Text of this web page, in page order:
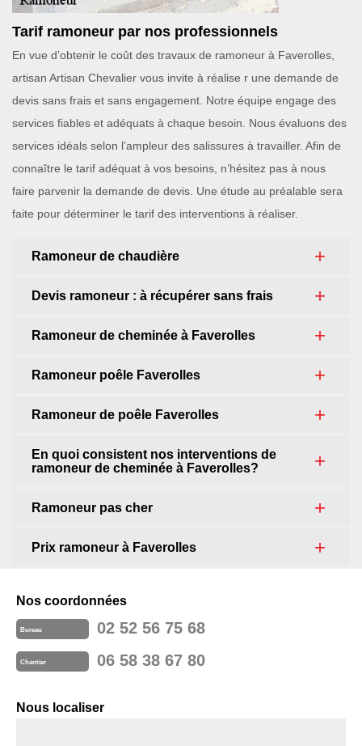
Tarif ramoneur par nos professionnels
En vue d’obtenir le coût des travaux de ramoneur à Faverolles,
artisan Artisan Chevalier vous invite à réalise r une demande de
devis sans frais et sans engagement. Notre équipe engage des
services fiables et adéquats à chaque besoin. Nous évaluons des
services idéals selon l’ampleur des salissures à travailler. Afin de
connaître le tarif adéquat à vos besoins, n’hésitez pas à nous
faire parvenir la demande de devis. Une étude au préalable sera
faite pour déterminer le tarif des interventions à réaliser.
Ramoneur de chaudière
Devis ramoneur : à récupérer sans frais
Ramoneur de cheminée à Faverolles
Ramoneur poêle Faverolles
Ramoneur de poêle Faverolles
En quoi consistent nos interventions de
ramoneur de cheminée à Faverolles?
Ramoneur pas cher
Prix ramoneur à Faverolles
Nos coordonnées
Bureau 02 52 56 75 68
Chantier 06 58 38 67 80
Nous localiser